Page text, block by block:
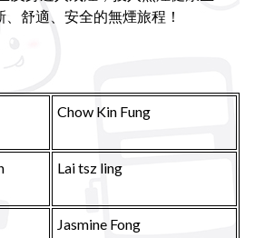
舒適、安全的無煙旅程！
Chow Kin Fung
Lai tsz ling
Jasmine Fong